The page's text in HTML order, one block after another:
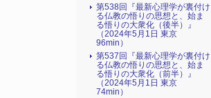
第538回『最新心理学が裏付け
る仏教の悟りの思想と、始ま
る悟りの大衆化（後半）』
（2024年5月1日 東京
96min）
第537回『最新心理学が裏付け
る仏教の悟りの思想と、始ま
る悟りの大衆化（前半）』
（2024年5月1日 東京
74min）